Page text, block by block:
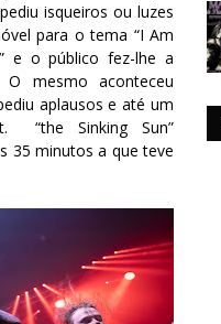
isqueiros ou luzes
para o tema “I Am
e o público fez-lhe a
O mesmo aconteceu
aplausos e até um
“the Sinking Sun”
35 minutos a que teve